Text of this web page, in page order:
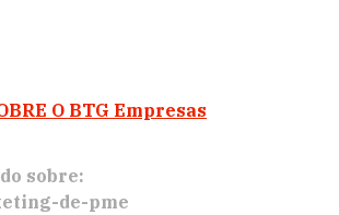
O BTG Empresas
sobre:
de-pme